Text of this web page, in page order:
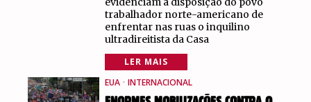
trabalhador norte-americano de
enfrentar nas ruas o inquilino
ultradireitista da Casa
LER MAIS
EUA · INTERNACIONAL